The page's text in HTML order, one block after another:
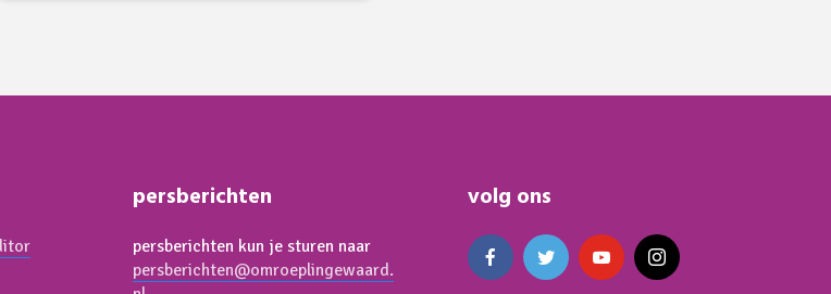
persberichten
persberichten kun je sturen naar
persberichten@omroeplingewaard.
volg ons